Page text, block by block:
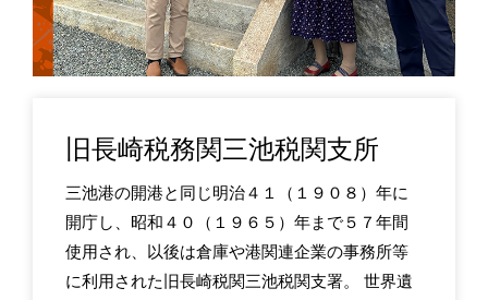
旧長崎税務関三池税関支所
三池港の開港と同じ明治４１（１９０８）年に
開庁し、昭和４０（１９６５）年まで５７年間
使用され、以後は倉庫や港関連企業の事務所等
に利用された旧長崎税関三池税関支署。 世界遺